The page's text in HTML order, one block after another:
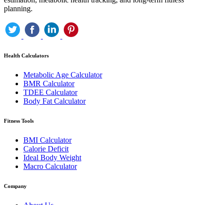
planning.
Health Calculators
Metabolic Age Calculator
BMR Calculator
TDEE Calculator
Body Fat Calculator
Fitness Tools
BMI Calculator
Calorie Deficit
Ideal Body Weight
Macro Calculator
Company